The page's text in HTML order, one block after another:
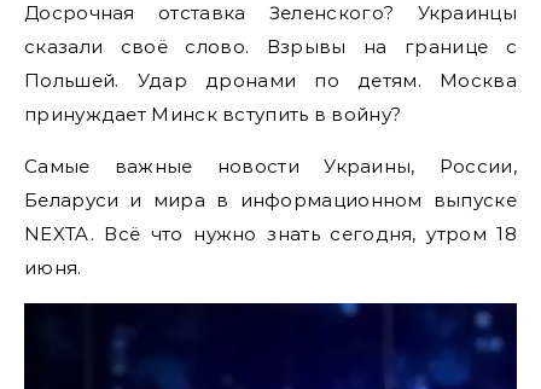
Досрочная отставка Зеленского? Украинцы
сказали своё слово. Взрывы на границе с
Польшей. Удар дронами по детям. Москва
принуждает Минск вступить в войну?
Самые важные новости Украины, России,
Беларуси и мира в информационном выпуске
NEXTA. Всё что нужно знать сегодня, утром 18
июня.